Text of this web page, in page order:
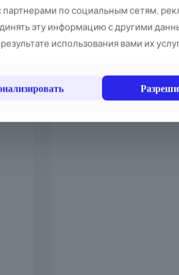
партнерами по социальным сетям,
эту информацию с другими
использования вами их